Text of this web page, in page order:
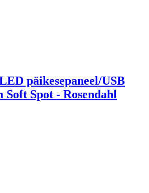
päikesepaneel/USB
Spot - Rosendahl